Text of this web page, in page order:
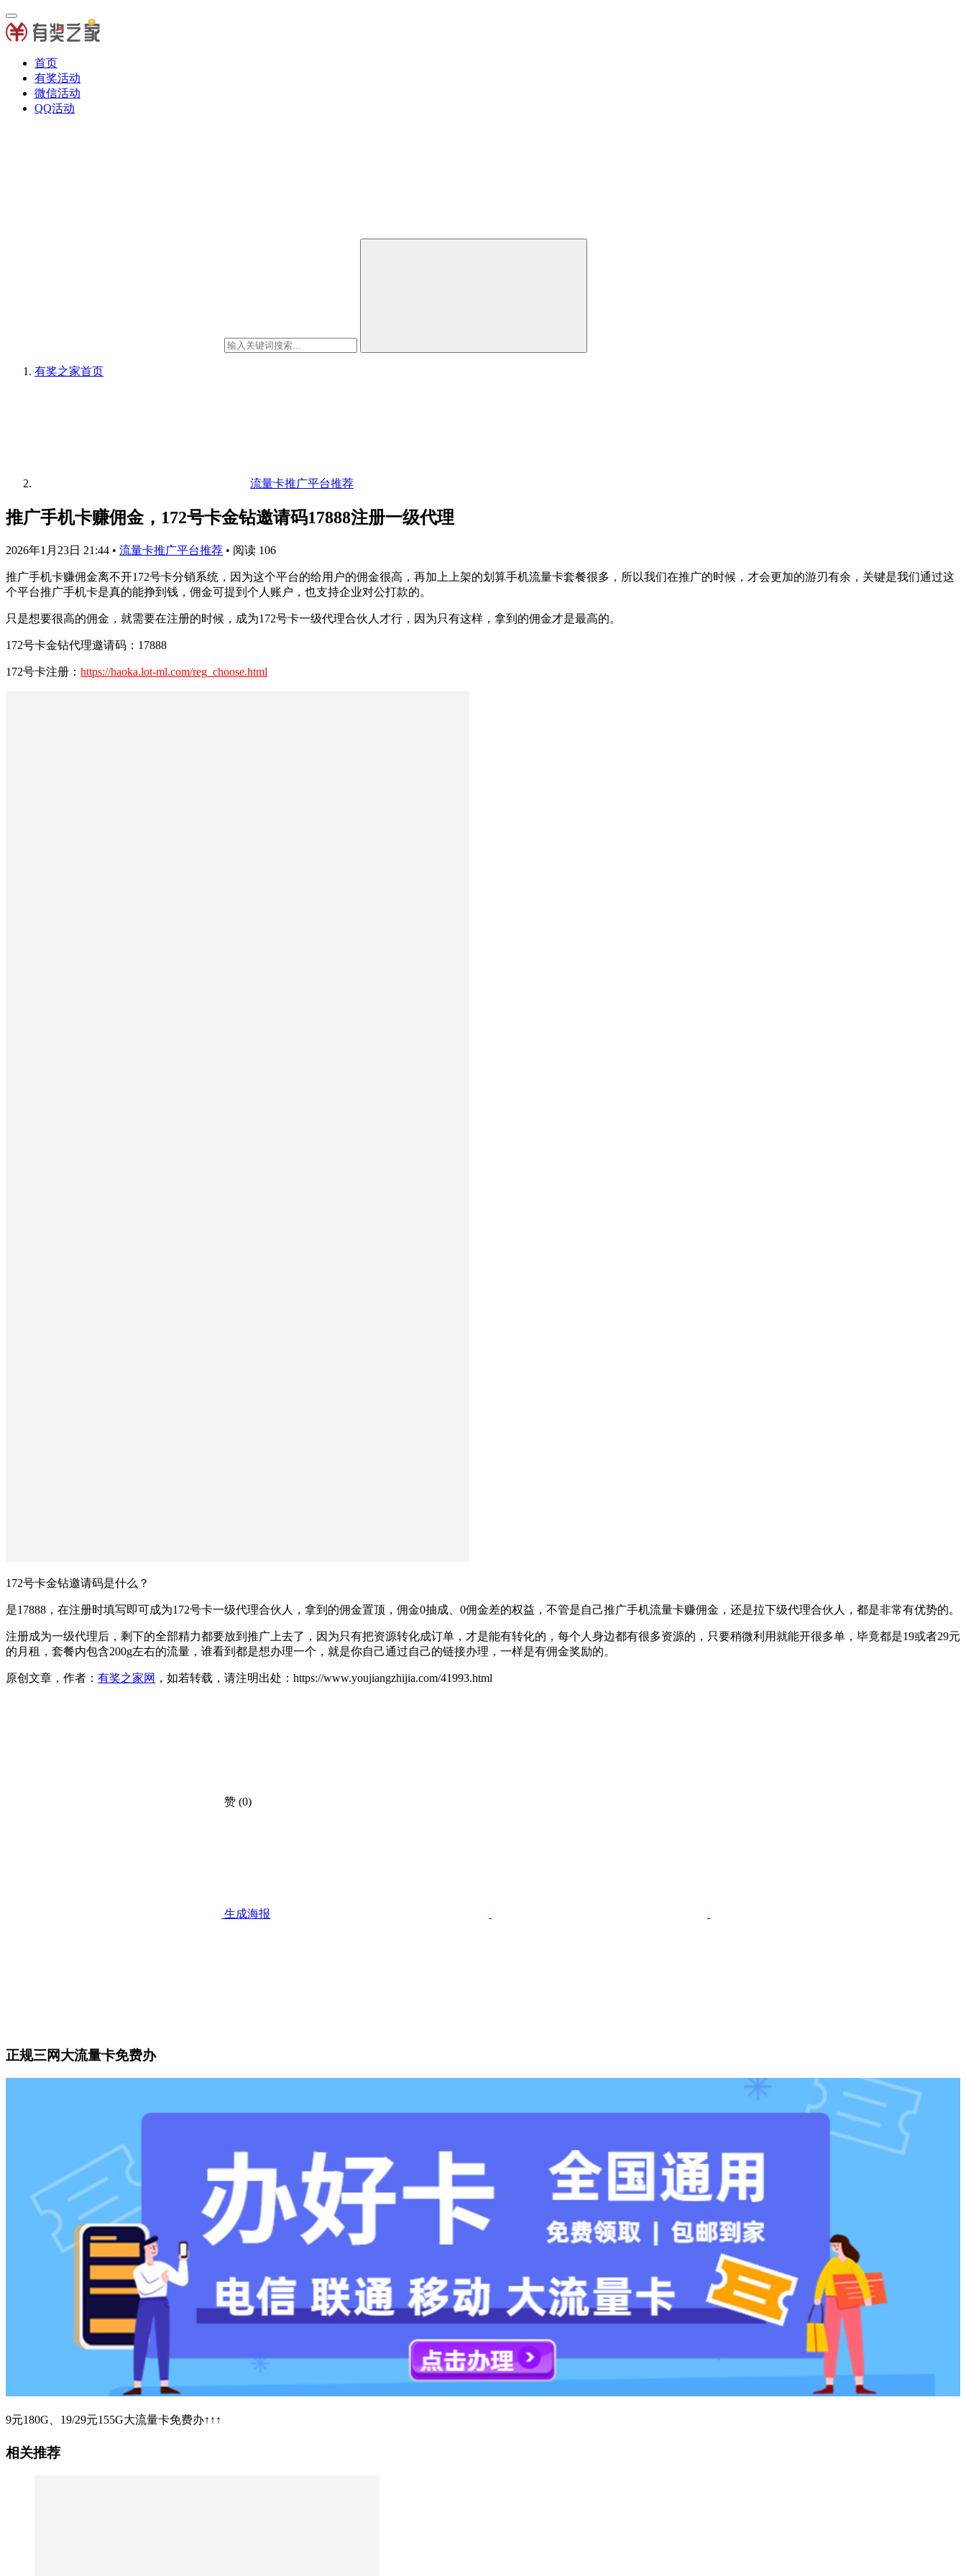
首页
有奖活动
微信活动
QQ活动
有奖之家首页
流量卡推广平台推荐
推广手机卡赚佣金，172号卡金钻邀请码17888注册一级代理
2026年1月23日 21:44 • 流量卡推广平台推荐 • 阅读 106
推广手机卡赚佣金离不开172号卡分销系统，因为这个平台的给用户的佣金很高，再加上上架的划算手机流量卡套餐很多，所以我们在推广的时候，才会更加的游刃有余，关键是我们通过这
个平台推广手机卡是真的能挣到钱，佣金可提到个人账户，也支持企业对公打款的。
只是想要很高的佣金，就需要在注册的时候，成为172号卡一级代理合伙人才行，因为只有这样，拿到的佣金才是最高的。
172号卡金钻代理邀请码：17888
172号卡注册： https://haoka.lot-ml.com/reg_choose.html
172号卡金钻邀请码是什么？
是17888，在注册时填写即可成为172号卡一级代理合伙人，拿到的佣金置顶，佣金0抽成、0佣金差的权益，不管是自己推广手机流量卡赚佣金，还是拉下级代理合伙人，都是非常有优势的。
注册成为一级代理后，剩下的全部精力都要放到推广上去了，因为只有把资源转化成订单，才是能有转化的，每个人身边都有很多资源的，只要稍微利用就能开很多单，毕竟都是19或者29元
的月租，套餐内包含200g左右的流量，谁看到都是想办理一个，就是你自己通过自己的链接办理，一样是有佣金奖励的。
原创文章，作者： 有奖之家网 ，如若转载，请注明出处：https://www.youjiangzhijia.com/41993.html
赞 (0)
生成海报
正规三网大流量卡免费办
9元180G、19/29元155G大流量卡免费办↑↑↑
相关推荐